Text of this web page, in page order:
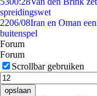
spreidingswet
2206/08Iran en Oman
buitenspel
Forum
Forum
Scrollbar gebruiken
opslaan